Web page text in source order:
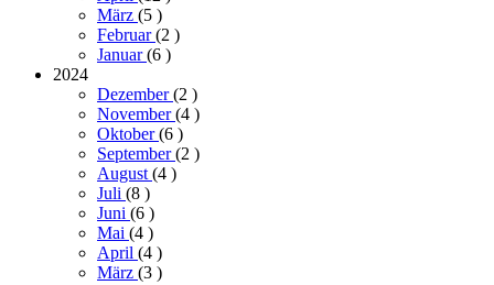
März (5 )
Februar(2 )
Januar(6 )
2024
Dezember(2 )
November(4 )
Oktober(6 )
September(2 )
August (4 )
Juli (8 )
Juni (6 )
Mai (4 )
April (4 )
März (3 )